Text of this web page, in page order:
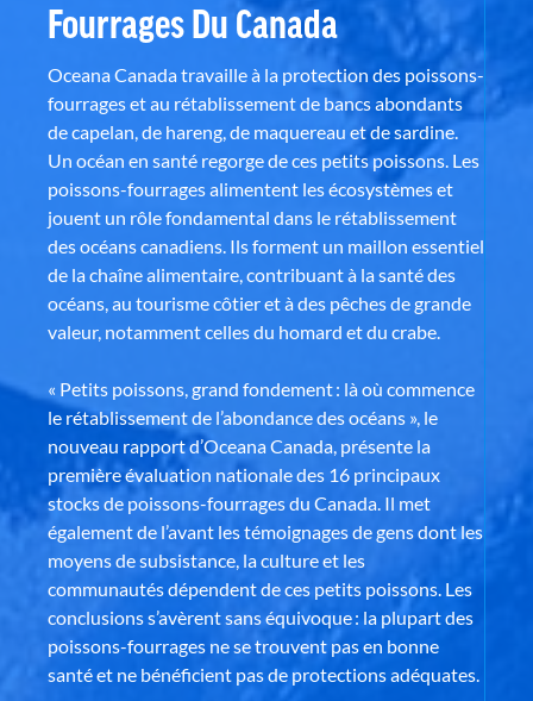
Fourrages Du Canada
Oceana Canada travaille à la protection des poissons-
fourrages et au rétablissement de bancs abondants
de capelan, de hareng, de maquereau et de sardine.
Un océan en santé regorge de ces petits poissons. Les
poissons-fourrages alimentent les écosystèmes et
jouent un rôle fondamental dans le rétablissement
des océans canadiens. Ils forment un maillon essentiel
de la chaîne alimentaire, contribuant à la santé des
océans, au tourisme côtier et à des pêches de grande
valeur, notamment celles du homard et du crabe.
« Petits poissons, grand fondement : là où commence
le rétablissement de l’abondance des océans », le
nouveau rapport d’Oceana Canada, présente la
première évaluation nationale des 16 principaux
stocks de poissons-fourrages du Canada. Il met
également de l’avant les témoignages de gens dont les
moyens de subsistance, la culture et les
communautés dépendent de ces petits poissons. Les
conclusions s’avèrent sans équivoque : la plupart des
poissons-fourrages ne se trouvent pas en bonne
santé et ne bénéficient pas de protections adéquates.